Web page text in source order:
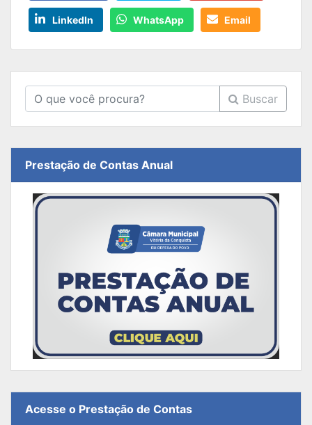
LinkedIn WhatsApp Email
Buscar
Prestação de Contas Anual
Acesse o Prestação de Contas